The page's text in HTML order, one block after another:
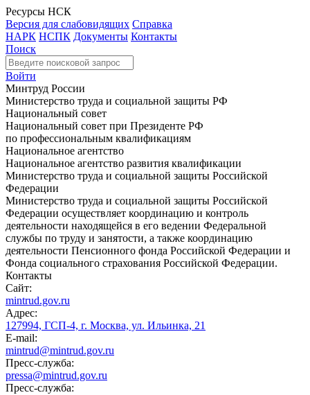
Ресурсы НСК
Версия для слабовидящих Справка
НАРК НСПК Документы Контакты
Поиск
Войти
Минтруд России
Министерство труда и социальной защиты РФ
Национальный совет
Национальный совет при Президенте РФ
по профессиональным квалификациям
Национальное агентство
Национальное агентство развития квалификации
Министерство труда и социальной защиты Российской
Федерации
Министерство труда и социальной защиты Российской
Федерации осуществляет координацию и контроль
деятельности находящейся в его ведении Федеральной
службы по труду и занятости, а также координацию
деятельности Пенсионного фонда Российской Федерации и
Фонда социального страхования Российской Федерации.
Контакты
Сайт:
mintrud.gov.ru
Адрес:
127994, ГСП-4, г. Москва, ул. Ильинка, 21
E-mail:
mintrud@mintrud.gov.ru
Пресс-служба:
pressa@mintrud.gov.ru
Пресс-служба: